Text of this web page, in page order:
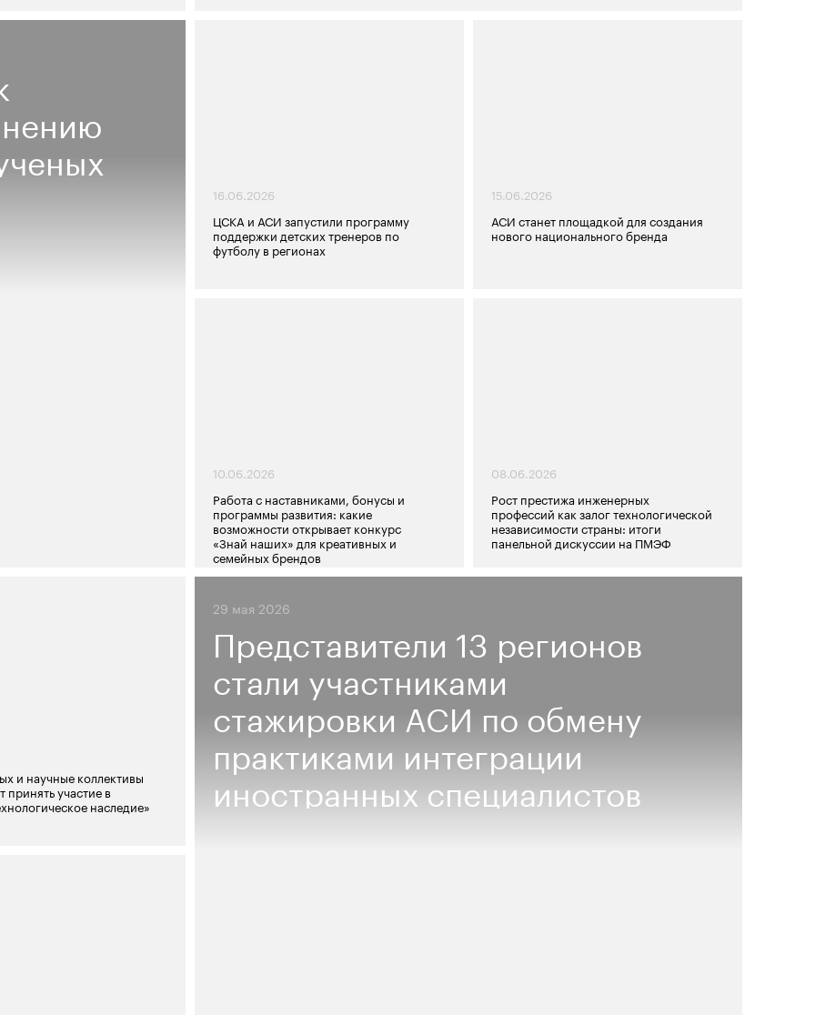
16.06.2026
ЦСКА и АСИ запустили программу
поддержки детских тренеров по
футболу в регионах
15.06.2026
АСИ станет площадкой для создания
нового национального бренда
10.06.2026
Работа с наставниками, бонусы и
программы развития: какие
возможности открывает конкурс
«Знай наших» для креативных и
семейных брендов
08.06.2026
Рост престижа инженерных
профессий как залог технологической
независимости страны: итоги
панельной дискуссии на ПМЭФ
и научные коллективы
принять участие в
наследие»
29 мая 2026
Представители 13 регионов
стали участниками
стажировки АСИ по обмену
практиками интеграции
иностранных специалистов